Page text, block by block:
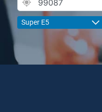
Super E5